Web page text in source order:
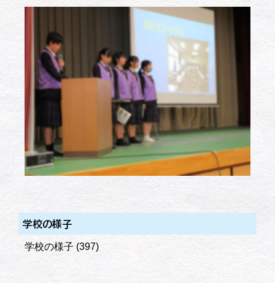
学校の様子
学校の様子 (397)